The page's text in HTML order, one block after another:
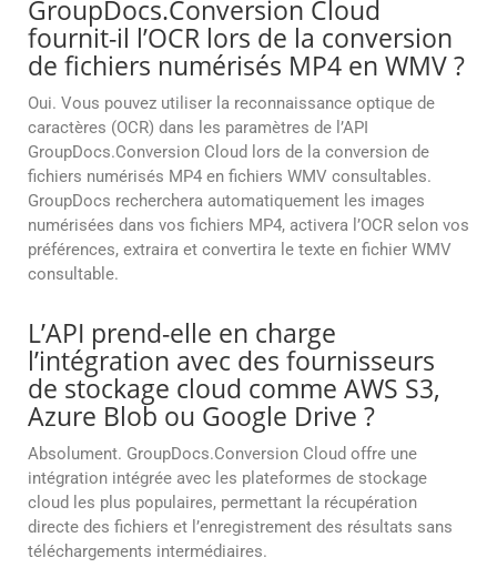
GroupDocs.Conversion Cloud
fournit-il l’OCR lors de la conversion
de fichiers numérisés MP4 en WMV ?
Oui. Vous pouvez utiliser la reconnaissance optique de
caractères (OCR) dans les paramètres de l’API
GroupDocs.Conversion Cloud lors de la conversion de
fichiers numérisés MP4 en fichiers WMV consultables.
GroupDocs recherchera automatiquement les images
numérisées dans vos fichiers MP4, activera l’OCR selon vos
préférences, extraira et convertira le texte en fichier WMV
consultable.
L’API prend-elle en charge
l’intégration avec des fournisseurs
de stockage cloud comme AWS S3,
Azure Blob ou Google Drive ?
Absolument. GroupDocs.Conversion Cloud offre une
intégration intégrée avec les plateformes de stockage
cloud les plus populaires, permettant la récupération
directe des fichiers et l’enregistrement des résultats sans
téléchargements intermédiaires.